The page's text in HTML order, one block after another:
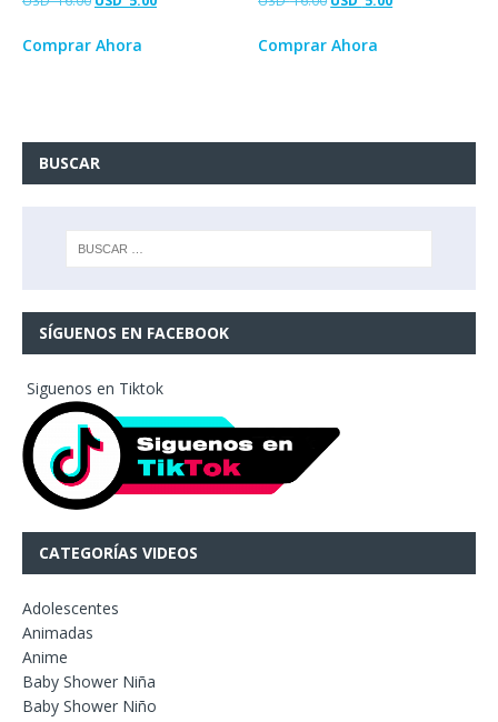
Comprar Ahora Comprar Ahora
BUSCAR
SÍGUENOS EN FACEBOOK
Siguenos en Tiktok
CATEGORÍAS VIDEOS
Adolescentes
Animadas
Anime
Baby Shower Niña
Baby Shower Niño